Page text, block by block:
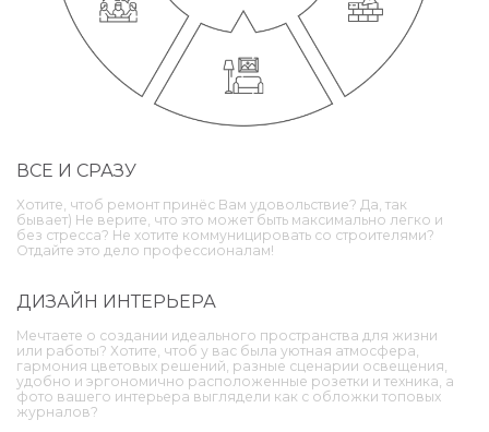
ВСЕ И СРАЗУ
Хотите, чтоб ремонт принёс Вам удовольствие? Да, так
бывает) Не верите, что это может быть максимально легко и
без стресса? Не хотите коммуницировать со строителями?
Отдайте это дело профессионалам!
ДИЗАЙН ИНТЕРЬЕРА
Мечтаете о создании идеального пространства для жизни
или работы? Хотите, чтоб у вас была уютная атмосфера,
гармония цветовых решений, разные сценарии освещения,
удобно и эргономично расположенные розетки и техника, а
фото вашего интерьера выглядели как с обложки топовых
журналов?